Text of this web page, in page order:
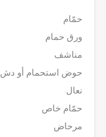
حمّام
ورق حمام
مناشف
حوض استحمام أو دش
نعال
حمّام خاص
مرحاض